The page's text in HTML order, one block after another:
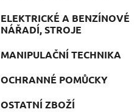
ELEKTRICKÉ A BENZÍNOVÉ
NÁŘADÍ, STROJE
MANIPULAČNÍ TECHNIKA
OCHRANNÉ POMŮCKY
OSTATNÍ ZBOŽÍ